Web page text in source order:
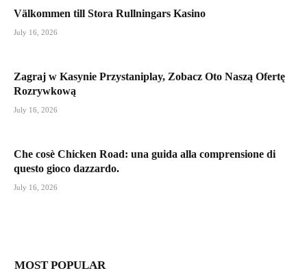
Välkommen till Stora Rullningars Kasino
July 16, 2026
Zagraj w Kasynie Przystaniplay, Zobacz Oto Naszą Ofertę
Rozrywkową
July 16, 2026
Che cosè Chicken Road: una guida alla comprensione di
questo gioco dazzardo.
July 16, 2026
MOST POPULAR